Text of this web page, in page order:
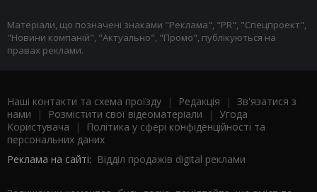
Матеріали, що позначені знаками "Реклама", "PR", "Спецпроект",
"Новини компаній", "Актуально", "Промо", публікуються на
правах реклами.
Наші контакти та схема проїзду | Редакція | Зв'язатися з
нами | Розмістити свої відеоматеріали | Угода
Користувача |
Політика у сфері конфіденційності та
персональних даних
Реклама на сайті: Відділ продажів digital реклами